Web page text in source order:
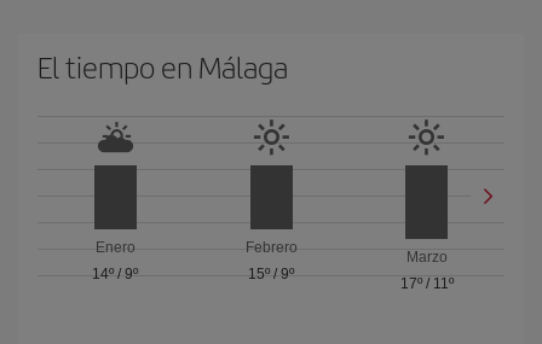
El tiempo en Málaga
Enero
14º /9º
Febrero
15º / 9º
Marzo
17º/ 11º